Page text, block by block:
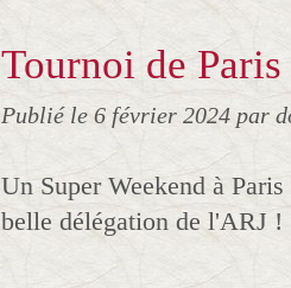
Tournoi de Paris
Publié le 6 février 2024 par
Un Super Weekend à
belle délégation de l'ARJ !